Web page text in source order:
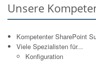
Unsere
Kompetenter SharePoint
Viele Spezialisten für...
Konfiguration